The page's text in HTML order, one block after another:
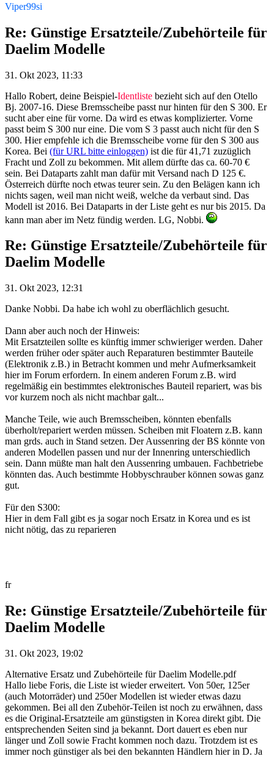
Viper99si
Re: Günstige Ersatzteile/Zubehörteile für
Daelim Modelle
31. Okt 2023, 11:33
Hallo Robert, deine Beispiel-Identliste bezieht sich auf den Otello
Bj. 2007-16. Diese Bremsscheibe passt nur hinten für den S 300. Er
sucht aber eine für vorne. Da wird es etwas komplizierter. Vorne
passt beim S 300 nur eine. Die vom S 3 passt auch nicht für den S
300. Hier empfehle ich die Bremsscheibe vorne für den S 300 aus
Korea. Bei (für URL bitte einloggen) ist die für 41,71 zuzüglich
Fracht und Zoll zu bekommen. Mit allem dürfte das ca. 60-70 €
sein. Bei Dataparts zahlt man dafür mit Versand nach D 125 €.
Österreich dürfte noch etwas teurer sein. Zu den Belägen kann ich
nichts sagen, weil man nicht weiß, welche da verbaut sind. Das
Modell ist 2016. Bei Dataparts in der Liste geht es nur bis 2015. Da
kann man aber im Netz fündig werden. LG, Nobbi.
Re: Günstige Ersatzteile/Zubehörteile für
Daelim Modelle
31. Okt 2023, 12:31
Danke Nobbi. Da habe ich wohl zu oberflächlich gesucht.
Dann aber auch noch der Hinweis:
Mit Ersatzteilen sollte es künftig immer schwieriger werden. Daher
werden früher oder später auch Reparaturen bestimmter Bauteile
(Elektronik z.B.) in Betracht kommen und mehr Aufmerksamkeit
hier im Forum erfordern. In einem anderen Forum z.B. wird
regelmäßig ein bestimmtes elektronisches Bauteil repariert, was bis
vor kurzem noch als nicht machbar galt...
Manche Teile, wie auch Bremsscheiben, könnten ebenfalls
überholt/repariert werden müssen. Scheiben mit Floatern z.B. kann
man grds. auch in Stand setzen. Der Aussenring der BS könnte von
anderen Modellen passen und nur der Innenring unterschiedlich
sein. Dann müßte man halt den Aussenring umbauen. Fachbetriebe
könnten das. Auch bestimmte Hobbyschrauber können sowas ganz
gut.
Für den S300:
Hier in dem Fall gibt es ja sogar noch Ersatz in Korea und es ist
nicht nötig, das zu reparieren
fr
Re: Günstige Ersatzteile/Zubehörteile für
Daelim Modelle
31. Okt 2023, 19:02
Alternative Ersatz und Zubehörteile für Daelim Modelle.pdf
Hallo liebe Foris, die Liste ist wieder erweitert. Von 50er, 125er
(auch Motorräder) und 250er Modellen ist wieder etwas dazu
gekommen. Bei all den Zubehör-Teilen ist noch zu erwähnen, dass
es die Original-Ersatzteile am günstigsten in Korea direkt gibt. Die
entsprechenden Seiten sind ja bekannt. Dort dauert es eben nur
länger und Zoll sowie Fracht kommen noch dazu. Trotzdem ist es
immer noch günstiger als bei den bekannten Händlern hier in D. Ja